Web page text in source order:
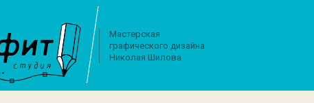
Мастерская
графического дизайна
Николая Шилова